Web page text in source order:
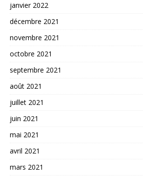
janvier 2022
décembre 2021
novembre 2021
octobre 2021
septembre 2021
août 2021
juillet 2021
juin 2021
mai 2021
avril 2021
mars 2021